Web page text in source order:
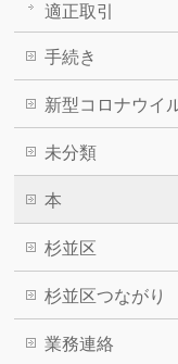
適正取引
手続き
新型コロナウイ
未分類
本
杉並区
杉並区つながり
業務連絡